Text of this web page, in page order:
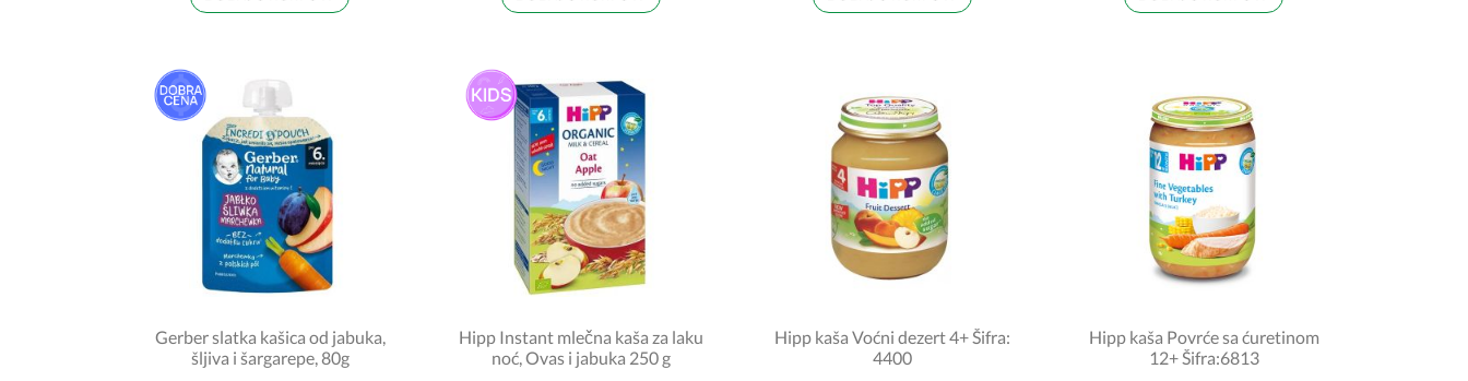
Gerber slatka kašica od jabuka,
šljiva i šargarepe, 80g
Hipp Instant mlečna kaša za laku
noć, Ovas i jabuka 250 g
Hipp kaša Voćni dezert 4+ Šifra:
4400
Hipp kaša Povrće sa ćuretinom
12+ Šifra:6813